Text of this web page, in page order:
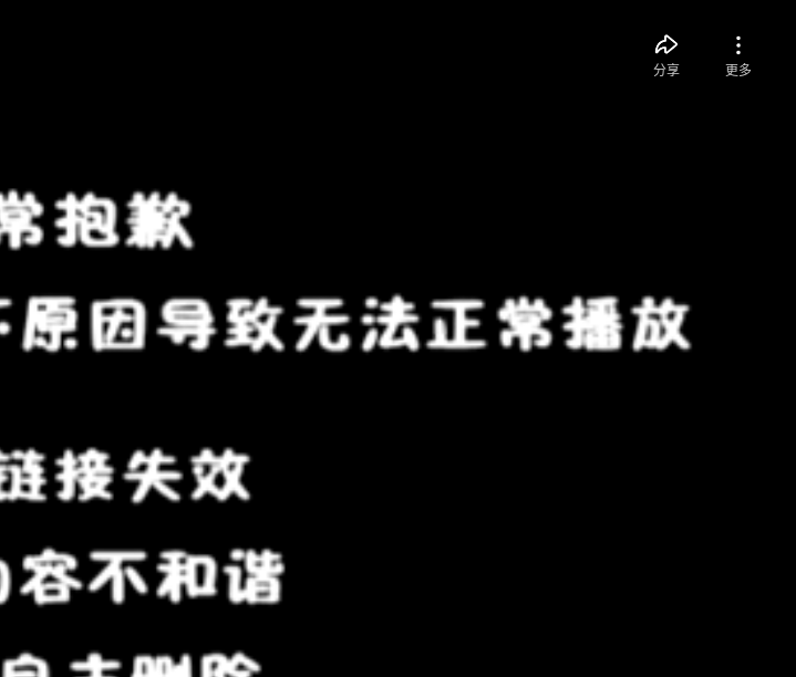
分享 更多